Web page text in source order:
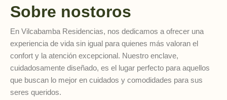
Sobre nostoros
En Vilcabamba Residencias, nos dedicamos a ofrecer una
experiencia de vida sin igual para quienes más valoran el
confort y la atención excepcional. Nuestro enclave,
cuidadosamente diseñado, es el lugar perfecto para aquellos
que buscan lo mejor en cuidados y comodidades para sus
seres queridos.